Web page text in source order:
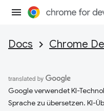
Docs Chrome
Google verwendet KI-
Sprache zu übersetzen. KI-